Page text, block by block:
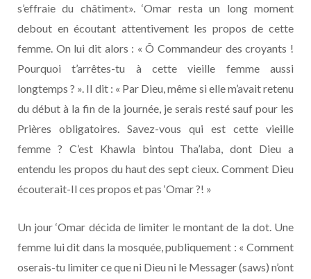
s’effraie du châtiment». ‘Omar resta un long moment
debout en écoutant attentivement les propos de cette
femme. On lui dit alors : « Ô Commandeur des croyants !
Pourquoi t’arrêtes-tu à cette vieille femme aussi
longtemps ? ». Il dit : « Par Dieu, même si elle m’avait retenu
du début à la fin de la journée, je serais resté sauf pour les
Prières obligatoires. Savez-vous qui est cette vieille
femme ? C’est Khawla bintou Tha’laba, dont Dieu a
entendu les propos du haut des sept cieux. Comment Dieu
écouterait-Il ces propos et pas ‘Omar ?! »
Un jour ‘Omar décida de limiter le montant de la dot. Une
femme lui dit dans la mosquée, publiquement : « Comment
oserais-tu limiter ce que ni Dieu ni le Messager (saws) n’ont